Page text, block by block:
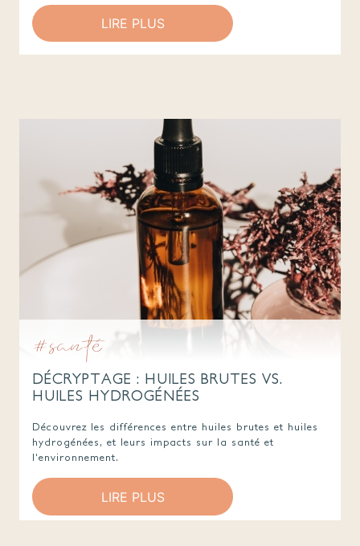
LIRE PLUS
#santé
DÉCRYPTAGE : HUILES BRUTES VS.
HUILES HYDROGÉNÉES
Découvrez les différences entre huiles brutes et huiles
hydrogénées, et leurs impacts sur la santé et
l'environnement.
LIRE PLUS